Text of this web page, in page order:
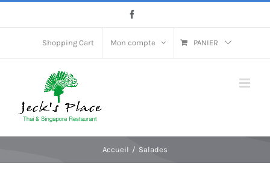
Shopping Cart Mon compte PANIER
Accueil Salades